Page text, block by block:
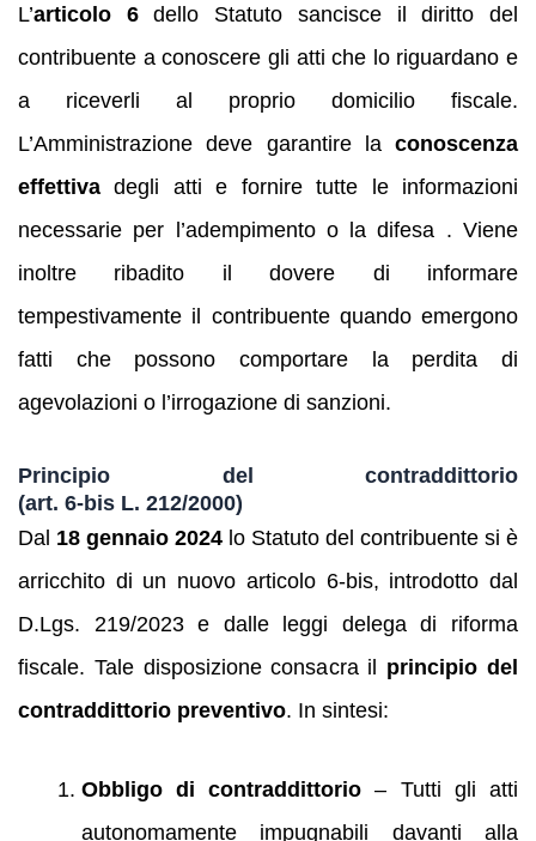
L’articolo 6dello Statuto sancisce il diritto del
contribuente a conoscere gli atti che lo riguardano e
a riceverli al proprio domicilio fiscale.
L’Amministrazione deve garantire la conoscenza
effettiva degli atti e fornire tutte le informazioni
necessarie per l’adempimento o la difesa . Viene
inoltre ribadito il dovere di informare
tempestivamente il contribuente quando emergono
fatti che possono comportare la perdita di
agevolazioni o l’irrogazione di sanzioni.
Principio del contraddittorio
(art. 6‑bis L. 212/2000)
Dal 18 gennaio 2024 lo Statuto del contribuente si è
arricchito di un nuovo articolo 6‑bis, introdotto dal
D.Lgs. 219/2023 e dalle leggi delega di riforma
fiscale. Tale disposizione consacra il principio del
contraddittorio preventivo. In sintesi:
Obbligo di contraddittorio – Tutti gli atti
autonomamente impugnabili davanti alla